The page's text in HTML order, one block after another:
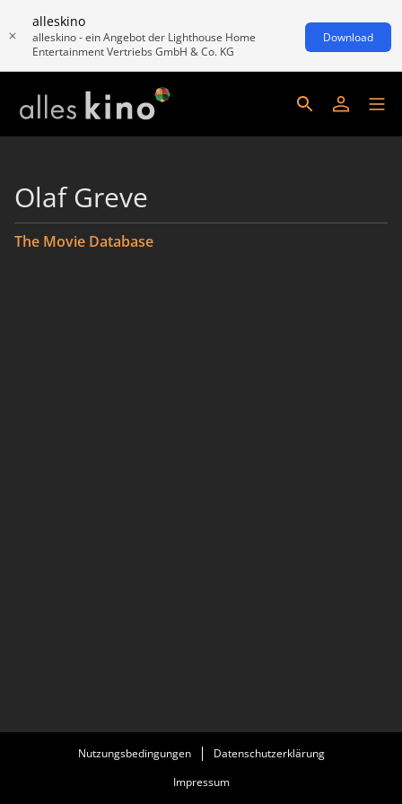
alleskino
alleskino - ein Angebot der Lighthouse Home
Entertainment Vertriebs GmbH & Co. KG
Download
Olaf Greve
The Movie Database
Nutzungsbedingungen
Datenschutzerklärung
Impressum